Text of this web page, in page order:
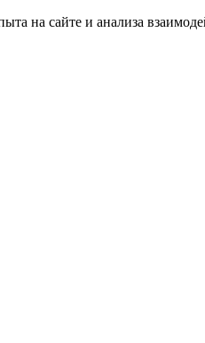
на сайте и анализа